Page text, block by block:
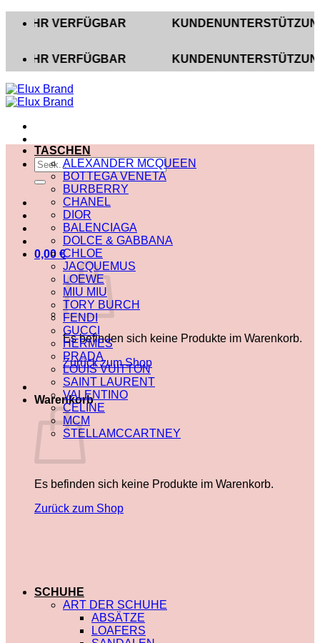
Inhalt
VERFÜGBAR KUNDENUNTERSTÜTZUNG AUF
VERFÜGBAR KUNDENUNTERSTÜTZUNG AUF
Suche
nach:
0,00 €
Es befinden sich keine Produkte im Warenkorb.
Zurück zum Shop
Warenkorb
Es befinden sich keine Produkte im Warenkorb.
Zurück zum Shop
TASCHEN
ALEXANDER MCQUEEN
BOTTEGA VENETA
BURBERRY
CHANEL
DIOR
BALENCIAGA
DOLCE & GABBANA
CHLOE
JACQUEMUS
LOEWE
MIU MIU
TORY BURCH
FENDI
GUCCI
HERMES
PRADA
LOUIS VUITTON
SAINT LAURENT
VALENTINO
CELINE
MCM
STELLAMCCARTNEY
SCHUHE
ART DER SCHUHE
ABSÄTZE
LOAFERS